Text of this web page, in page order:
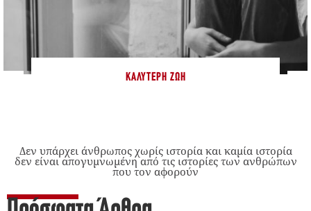
ΚΑΛΎΤΕΡΗ ΖΩΉ
Δεν υπάρχει άνθρωπος χωρίς ιστορία και καμία ιστορία
δεν είναι απογυμνωμένη από τις ιστορίες των ανθρώπων
που τον αφορούν